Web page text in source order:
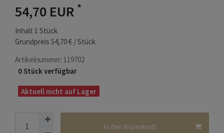
54,70 EUR *
Inhalt 1 Stück
Grundpreis 54,70 € / Stück
Artikelnummer: 119702
0 Stück verfügbar
Aktuell nicht auf Lager
In den Warenkorb